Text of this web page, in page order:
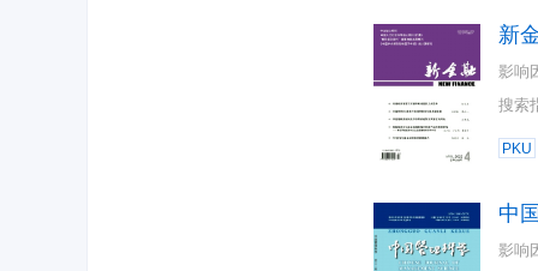
新
影响
搜索
PKU
中
影响